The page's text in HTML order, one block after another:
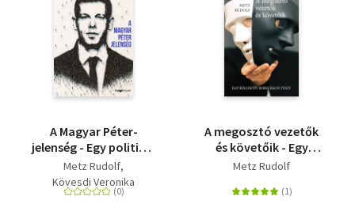
A Magyar Péter-
jelenség - Egy politikai
felemelkedés
anatómiája
Metz Rudolf
Kövesdi Veronika
A megosztó vezetők
és követőik - Egy
kollektív Rorschach-
Metz Rudolf